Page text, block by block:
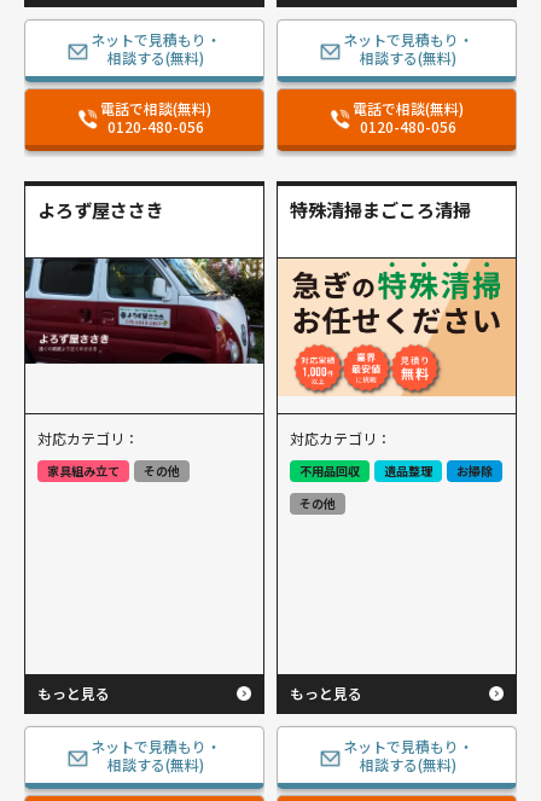
ネットで見積もり・
相談する(無料)
電話で相談(無料)
0120-480-056
ネットで見積もり・
相談する(無料)
電話で相談(無料)
0120-480-056
よろず屋ささき
対応カテゴリ：
家具組み立て その他
もっと見る
ネットで見積もり・
相談する(無料)
特殊清掃まごころ清掃
対応カテゴリ：
不用品回収 遺品整理
お掃除
その他
もっと見る
ネットで見積もり・
相談する(無料)